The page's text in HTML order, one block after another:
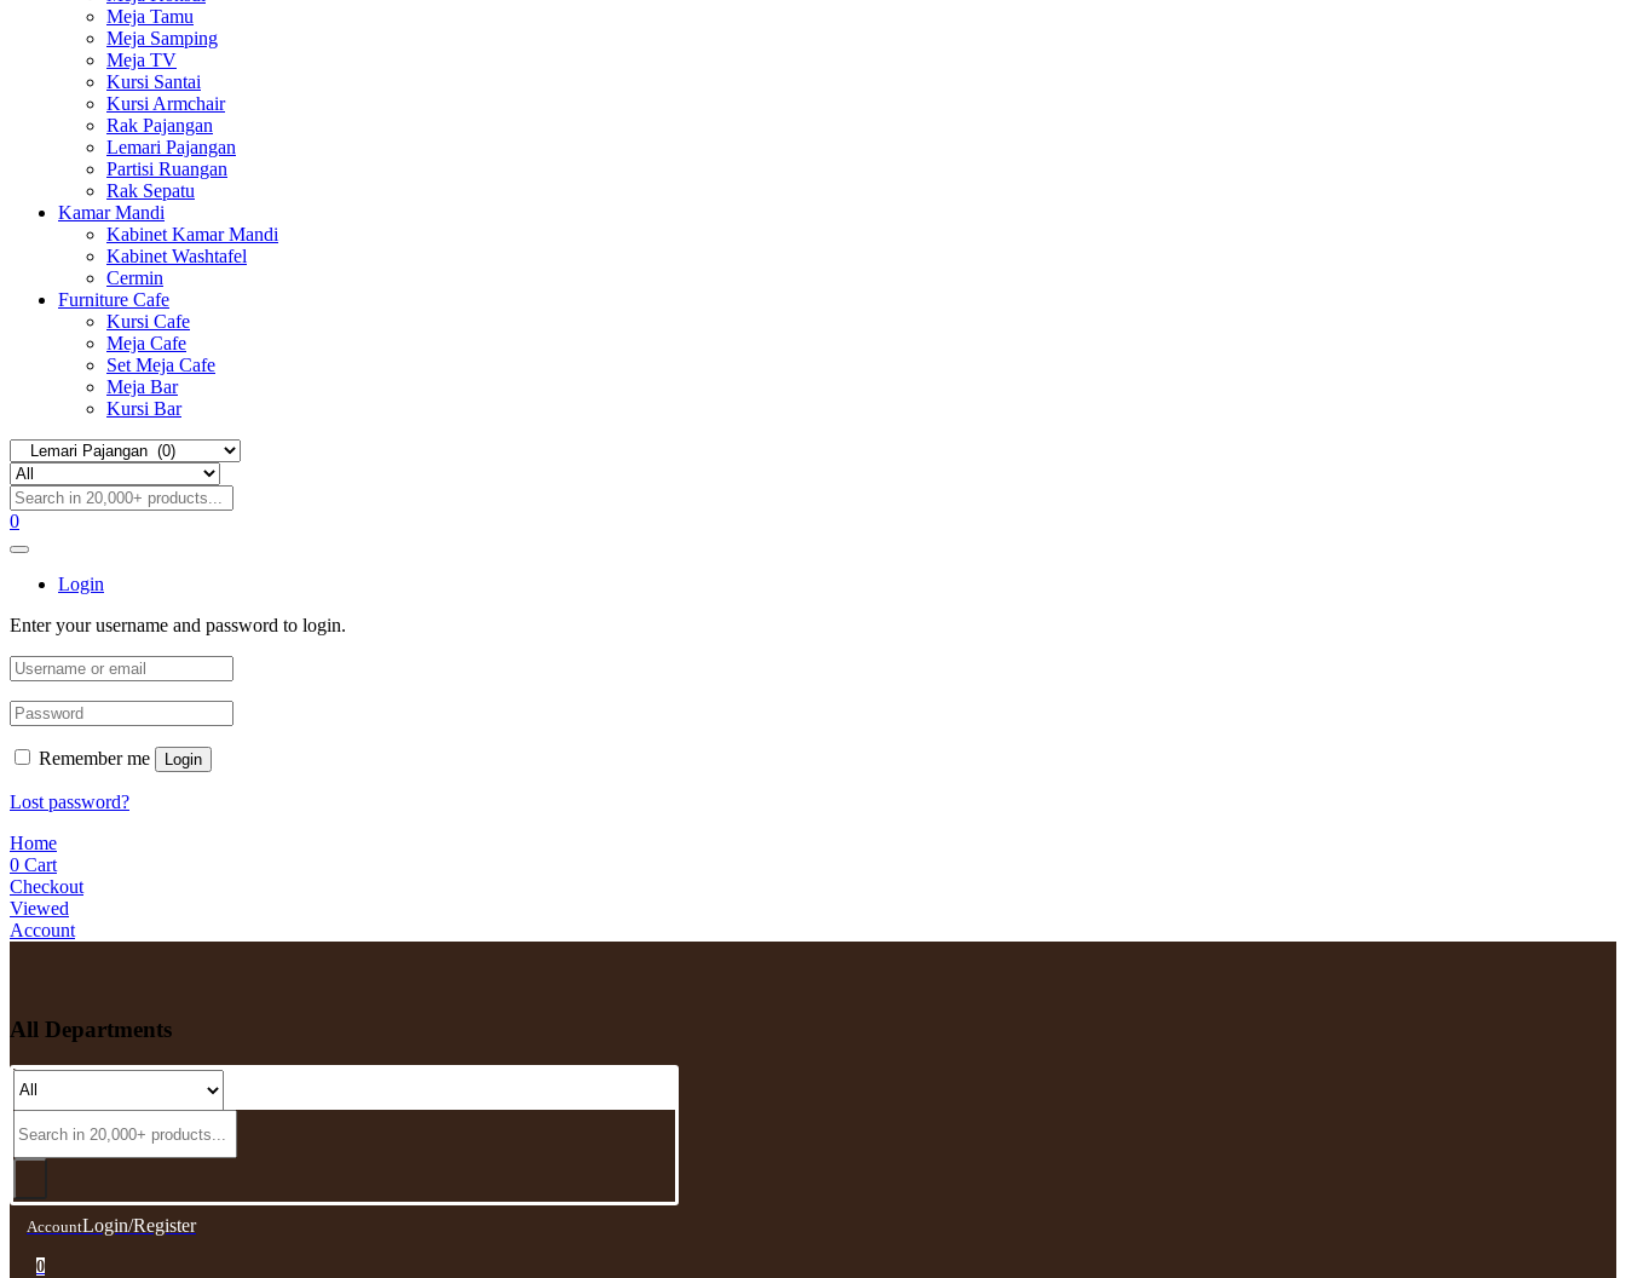
Meja Tamu
Meja Samping
Meja TV
Kursi Santai
Kursi Armchair
Rak Pajangan
Lemari Pajangan
Partisi Ruangan
Rak Sepatu
Kamar Mandi
Kabinet Kamar Mandi
Kabinet Washtafel
Cermin
Furniture Cafe
Kursi Cafe
Meja Cafe
Set Meja Cafe
Meja Bar
Kursi Bar
0
Login
Enter your username and password to login.
Remember me Login
Lost password?
Home
0 Cart
Checkout
Viewed
Account
All Departments
AccountLogin/Register
0